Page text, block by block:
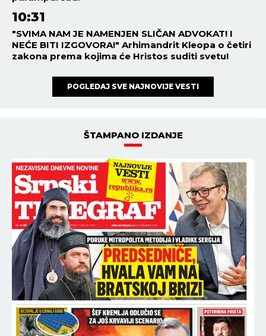
10:31
"SVIMA NAM JE NAMENJEN SLIČAN ADVOKAT! I
NEĆE BITI IZGOVORA!" Arhimandrit Kleopa o četiri
zakona prema kojima će Hristos suditi svetu!
POGLEDAJ SVE NAJNOVIJE VESTI
ŠTAMPANO IZDANJE